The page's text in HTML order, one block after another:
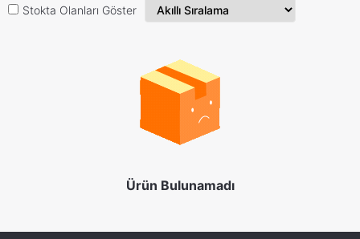
Stokta Olanları Göster
Ürün Bulunamadı